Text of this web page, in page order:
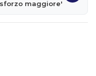
maggiore'